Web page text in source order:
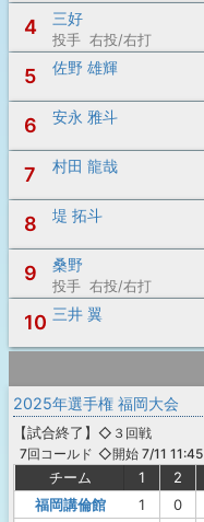
4 三好
投手 右投/右打
5 佐野 雄輝
6 安永 雅斗
7 村田 龍哉
8 堤 拓斗
9 桑野
投手 右投/右打
10 三井 翼
2025年選手権 福岡大会
【試合終了 】
7回コールド
◇３回戦
◇開始 7/11 11:45
チーム 1 2
福岡講倫館
1 0